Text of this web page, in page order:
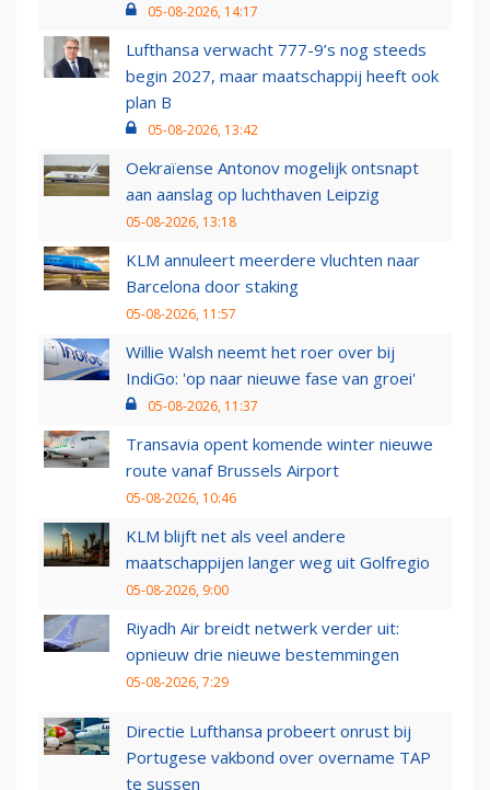
05-08-2026, 14:17
Lufthansa verwacht 777-9’s nog steeds
begin 2027, maar maatschappij heeft ook
plan B
05-08-2026, 13:42
Oekraïense Antonov mogelijk ontsnapt
aan aanslag op luchthaven Leipzig
05-08-2026, 13:18
KLM annuleert meerdere vluchten naar
Barcelona door staking
05-08-2026, 11:57
Willie Walsh neemt het roer over bij
IndiGo: 'op naar nieuwe fase van groei'
05-08-2026, 11:37
Transavia opent komende winter nieuwe
route vanaf Brussels Airport
05-08-2026, 10:46
KLM blijft net als veel andere
maatschappijen langer weg uit Golfregio
05-08-2026, 9:00
Riyadh Air breidt netwerk verder uit:
opnieuw drie nieuwe bestemmingen
05-08-2026, 7:29
Directie Lufthansa probeert onrust bij
Portugese vakbond over overname TAP
te sussen